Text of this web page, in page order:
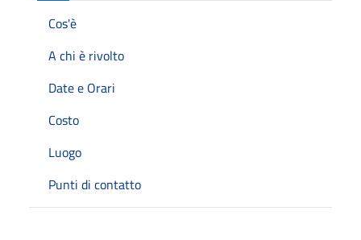
Cos'è
A chi è rivolto
Date e Orari
Costo
Luogo
Punti di contatto